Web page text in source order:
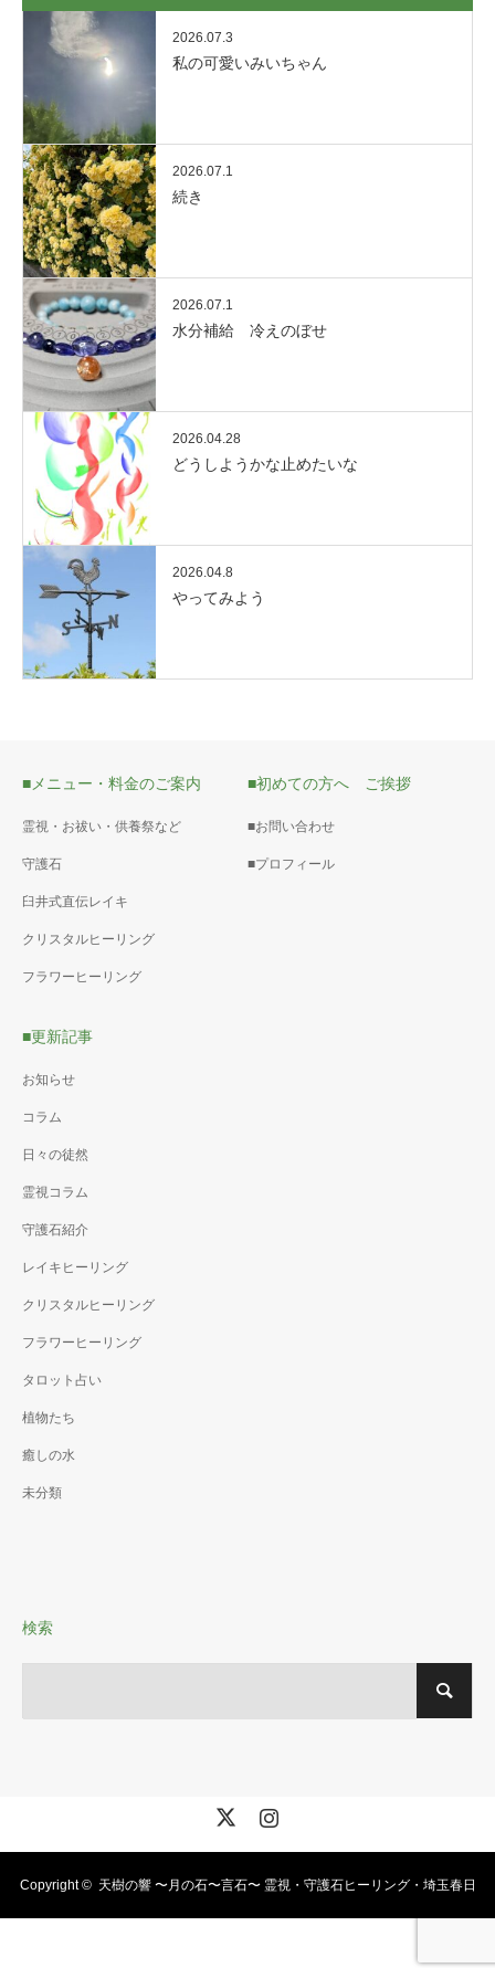
2026.07.3
私の可愛いみいちゃん
2026.07.1
続き
2026.07.1
水分補給 冷えのぼせ
2026.04.28
どうしようかな止めたいな
2026.04.8
やってみよう
■メニュー・料金のご案内
霊視・お祓い・供養祭など
守護石
臼井式直伝レイキ
クリスタルヒーリング
フラワーヒーリング
■初めての方へ ご挨拶
■お問い合わせ
■プロフィール
■更新記事
お知らせ
コラム
日々の徒然
霊視コラム
守護石紹介
レイキヒーリング
クリスタルヒーリング
フラワーヒーリング
タロット占い
植物たち
癒しの水
未分類
検索
Copyright © 天樹の響 〜月の石〜言石〜 霊視・守護石ヒーリング・埼玉春日